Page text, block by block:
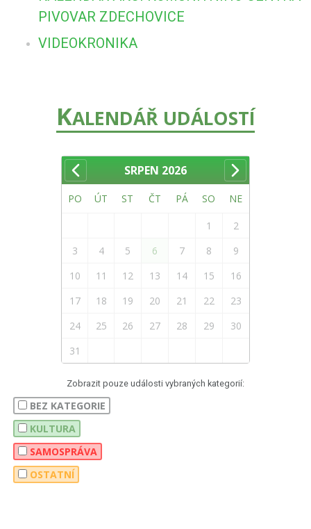
PIVOVAR ZDECHOVICE
VIDEOKRONIKA
KALENDÁŘ UDÁLOSTÍ
SRPEN 2026
PO ÚT ST ČT PÁ SO NE
1
2
3
4 5 6 7 8
9
10
11 12 13 14 15
16
17
18 19 20 21 22
23
24
25 26 27 28 29
30
31
Zobrazit pouze události vybraných kategorií:
BEZ KATEGORIE
KULTURA
SAMOSPRÁVA
OSTATNÍ